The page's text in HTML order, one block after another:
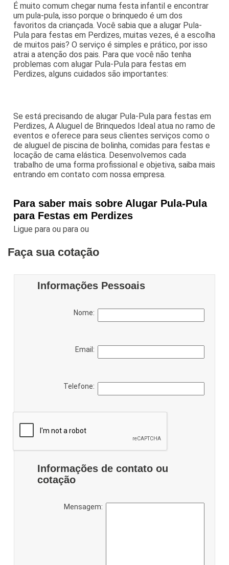
É muito comum chegar numa festa infantil e encontrar
um pula-pula, isso porque o brinquedo é um dos
favoritos da criançada. Você sabia que a alugar Pula-
Pula para festas em Perdizes, muitas vezes, é a escolha
de muitos pais? O serviço é simples e prático, por isso
atrai a atenção dos pais. Para que você não tenha
problemas com alugar Pula-Pula para festas em
Perdizes, alguns cuidados são importantes:
Se está precisando de alugar Pula-Pula para festas em
Perdizes, A Aluguel de Brinquedos Ideal atua no ramo de
eventos e oferece para seus clientes serviços como o
de aluguel de piscina de bolinha, comidas para festas e
locação de cama elástica. Desenvolvemos cada
trabalho de uma forma profissional e objetiva, saiba mais
entrando em contato com nossa empresa.
Para saber mais sobre Alugar Pula-Pula
para Festas em Perdizes
Ligue paraou paraou
Faça sua cotação
Informações Pessoais
Nome:
Email:
Telefone:
Informações de contato ou
cotação
Mensagem: